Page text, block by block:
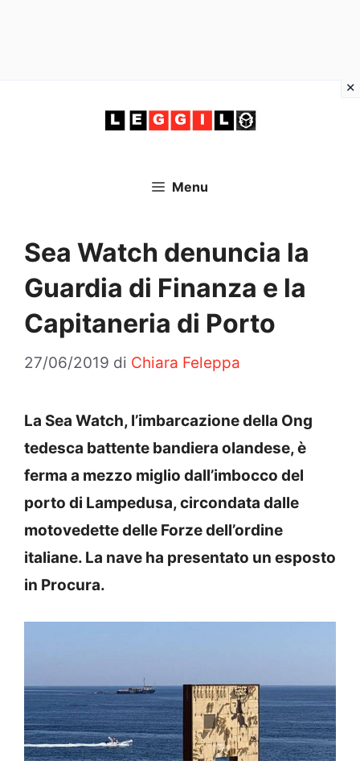
Menu
Sea Watch denuncia la
Guardia di Finanza e la
Capitaneria di Porto
27/06/2019 di Chiara Feleppa
La Sea Watch, l’imbarcazionedella Ong
tedesca battente bandiera olandese, è
ferma a mezzo miglio dall’imbocco del
porto di Lampedusa, circondata dalle
motovedette delle Forze dell’ordine
italiane. La nave ha presentato un esposto
in Procura.